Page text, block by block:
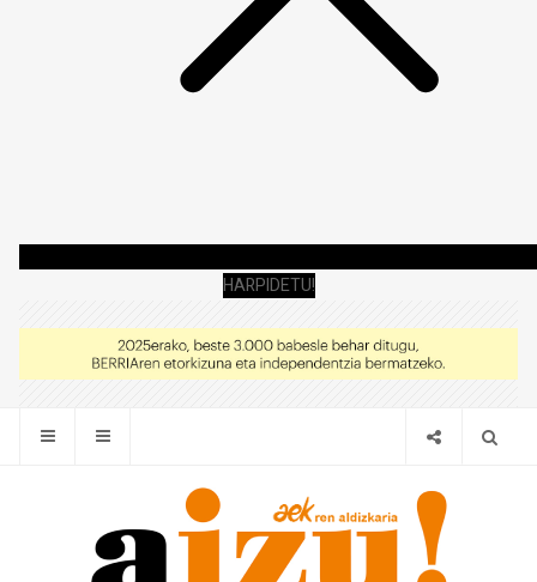
HARPIDETU!